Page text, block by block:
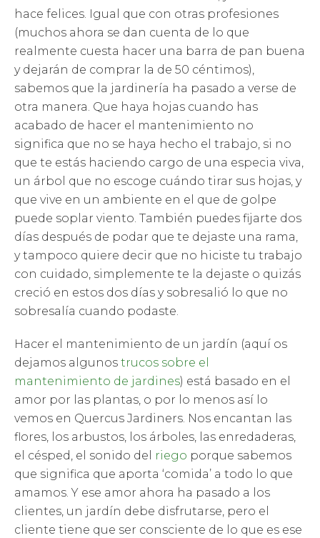
hace felices. Igual que con otras profesiones
(muchos ahora se dan cuenta de lo que
realmente cuesta hacer una barra de pan buena
y dejarán de comprar la de 50 céntimos),
sabemos que la jardinería ha pasado a verse de
otra manera. Que haya hojas cuando has
acabado de hacer el mantenimiento no
significa que no se haya hecho el trabajo, si no
que te estás haciendo cargo de una especia viva,
un árbol que no escoge cuándo tirar sus hojas, y
que vive en un ambiente en el que de golpe
puede soplar viento. También puedes fijarte dos
días después de podar que te dejaste una rama,
y tampoco quiere decir que no hiciste tu trabajo
con cuidado, simplemente te la dejaste o quizás
creció en estos dos días y sobresalió lo que no
sobresalía cuando podaste.
Hacer el mantenimiento de un jardín (aquí os
dejamos algunos trucos sobre el
mantenimiento de jardines) está basado en el
amor por las plantas, o por lo menos así lo
vemos en Quercus Jardiners. Nos encantan las
flores, los arbustos, los árboles, las enredaderas,
el césped, el sonido del
riego porque sabemos
que significa que aporta ‘comida’ a todo lo que
amamos. Y ese amor ahora ha pasado a los
clientes, un jardín debe disfrutarse, pero el
cliente tiene que ser consciente de lo que es ese